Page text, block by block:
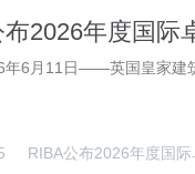
2026年度国际
目之一
年6月11日——英国皇家建
RIBA公布2026年度国